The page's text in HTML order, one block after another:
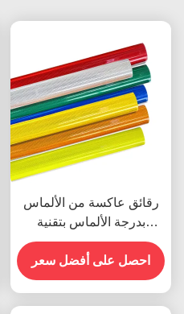
رقائق عاكسة من الألماس
بدرجة الألماس بتقنية
المنشور الكامل مع عمر أداء
10 سنوات لسلامة الطرقاحصل على أفضل سعر